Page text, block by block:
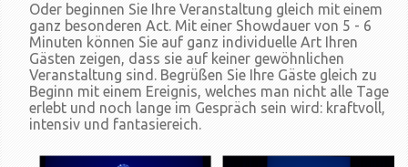
Oder beginnen Sie Ihre Veranstaltung gleich mit einem
ganz besonderen Act. Mit einer Showdauer von 5 - 6
Minuten können Sie auf ganz individuelle Art Ihren
Gästen zeigen, dass sie auf keiner gewöhnlichen
Veranstaltung sind. Begrüßen Sie Ihre Gäste gleich zu
Beginn mit einem Ereignis, welches man nicht alle Tage
erlebt und noch lange im Gespräch sein wird: kraftvoll,
intensiv und fantasiereich.